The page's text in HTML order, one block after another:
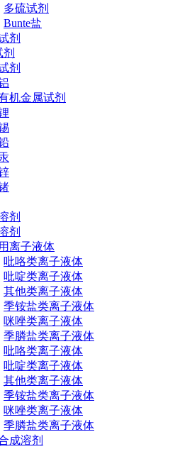
多硫试剂
Bunte盐
剂
剂
机金属试剂
剂
剂
离子液体
吡咯类离子液体
吡啶类离子液体
其他类离子液体
季铵盐类离子液体
咪唑类离子液体
季膦盐类离子液体
吡咯类离子液体
吡啶类离子液体
其他类离子液体
季铵盐类离子液体
咪唑类离子液体
季膦盐类离子液体
成溶剂